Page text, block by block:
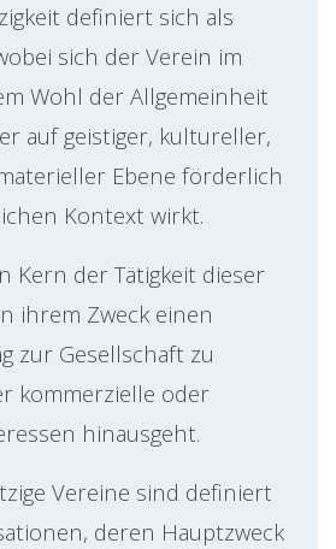
definiert sich als
sich der Verein im
Wohl der Allgemeinheit
auf geistiger, kultureller,
Ebene förderlich
Kontext wirkt.
Kern der Tätigkeit dieser
ihrem Zweck einen
zur Gesellschaft zu
kommerzielle oder
hinausgeht.
Vereine sind definiert
deren Hauptzweck